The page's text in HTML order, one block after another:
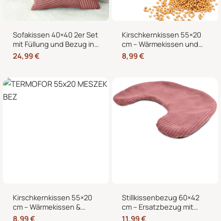
Sofakissen 40×40 2er Set
mit Füllung und Bezug in
edler Cord-Optik –
Dekokissen für Sofa,
24,99€
Kirschkernkissen 55×20
cm – Wärmekissen und
Kältekissen mit 100%
Kirschkernen, für
Nacken Rücken Bauch
8,99€
Kirschkernkissen 55×20
cm – Wärmekissen &
Kältekissen für
8,99€
Stillkissenbezug 60×42
cm – Ersatzbezug mit
Reißverschluss für
11,99€